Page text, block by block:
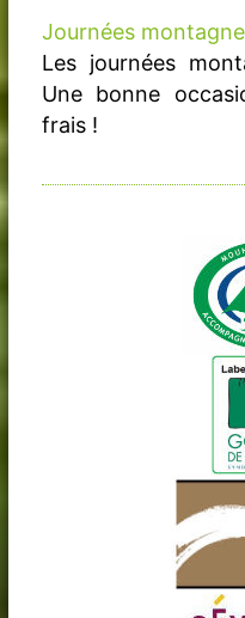
Journées
Les journées
Une bonne
frais !